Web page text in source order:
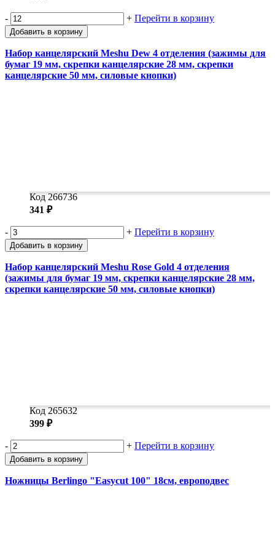
- + Перейти в корзину
Добавить в корзину
Набор канцелярский Meshu Dew 4 отделения (зажимы для
бумаг 19 мм, скрепки канцелярские 28 мм, скрепки
канцелярские 50 мм, силовые кнопки)
Код 266736
341 ₽
- + Перейти в корзину
Добавить в корзину
Набор канцелярский Meshu Rose Gold 4 отделения
(зажимы для бумаг 19 мм, скрепки канцелярские 28 мм,
скрепки канцелярские 50 мм, силовые кнопки)
Код 265632
399 ₽
- + Перейти в корзину
Добавить в корзину
Ножницы Berlingo "Easycut 100" 18см, европодвес